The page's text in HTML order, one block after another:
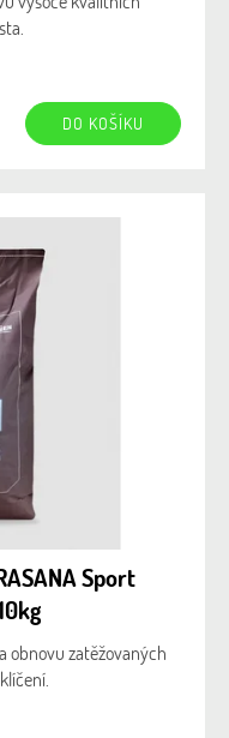
DO KOŠÍKU
Sport
obnovu zatěžovaných